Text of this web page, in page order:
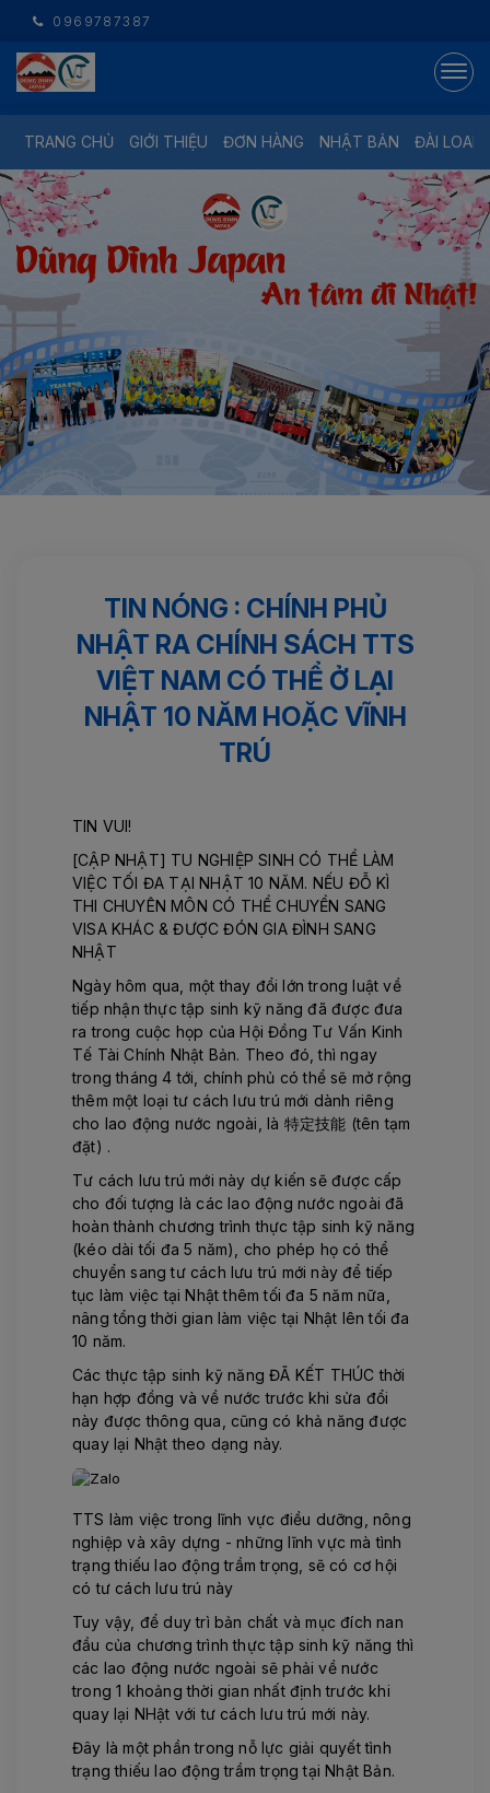
0969787387
TRANG CHỦ GIỚI THIỆU ĐƠN HÀNG NHẬT BẢN ĐÀI LOAN
TIN NÓNG : CHÍNH PHỦ
NHẬT RA CHÍNH SÁCH TTS
VIỆT NAM CÓ THỂ Ở LẠI
NHẬT 10 NĂM HOẶC VĨNH
TRÚ
TIN VUI!
[CẬP NHẬT] TU NGHIỆP SINH CÓ THỂ LÀM
VIỆC TỐI ĐA TẠI NHẬT 10 NĂM. NẾU ĐỖ KÌ
THI CHUYÊN MÔN CÓ THỂ CHUYỂN SANG
VISA KHÁC & ĐƯỢC ĐÓN GIA ĐÌNH SANG
NHẬT
Ngày hôm qua, một thay đổi lớn trong luật về
tiếp nhận thực tập sinh kỹ năng đã được đưa
ra trong cuộc họp của Hội Đồng Tư Vấn Kinh
Tế Tài Chính Nhật Bản. Theo đó, thì ngay
trong tháng 4 tới, chính phủ có thể sẽ mở rộng
thêm một loại tư cách lưu trú mới dành riêng
cho lao động nước ngoài, là 特定技能 (tên tạm
đặt) .
Tư cách lưu trú mới này dự kiến sẽ được cấp
cho đối tượng là các lao động nước ngoài đã
hoàn thành chương trình thực tập sinh kỹ năng
(kéo dài tối đa 5 năm), cho phép họ có thể
chuyển sang tư cách lưu trú mới này để tiếp
tục làm việc tại Nhật thêm tối đa 5 năm nữa,
nâng tổng thời gian làm việc tại Nhật lên tối đa
10 năm.
Các thực tập sinh kỹ năng ĐÃ KẾT THÚC thời
hạn hợp đồng và về nước trước khi sửa đổi
này được thông qua, cũng có khả năng được
quay lại Nhật theo dạng này.
TTS làm việc trong lĩnh vực điều dưỡng, nông
nghiệp và xây dựng - những lĩnh vực mà tình
trạng thiếu lao động trầm trọng, sẽ có cơ hội
có tư cách lưu trú này
Tuy vậy, để duy trì bản chất và mục đích nan
đầu của chương trình thực tập sinh kỹ năng thì
các lao động nước ngoài sẽ phải về nước
trong 1 khoảng thời gian nhất định trước khi
quay lại NHật với tư cách lưu trú mới này.
Đây là một phần trong nỗ lực giải quyết tình
trạng thiếu lao động trầm trọng tại Nhật Bản.